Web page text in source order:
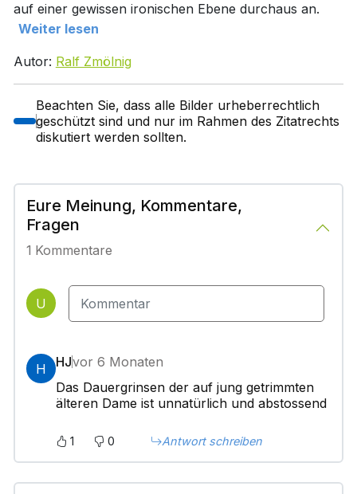
auf einer gewissen ironischen Ebene durchaus an.
Weiter lesen
Autor: Ralf Zmölnig
Beachten Sie, dass alle Bilder urheberrechtlich
geschützt sind und nur im Rahmen des Zitatrechts
diskutiert werden sollten.
Eure Meinung, Kommentare,
Fragen
1 Kommentare
U
H HJvor 6 Monaten
Das Dauergrinsen der auf jung getrimmten
älteren Dame ist unnatürlich und abstossend
1 0 Antwort schreiben